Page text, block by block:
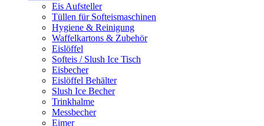
Eis Aufsteller
Tüllen für Softeismaschinen
Hygiene & Reinigung
Waffelkartons & Zubehör
Eislöffel
Softeis / Slush Ice Tisch
Eisbecher
Eislöffel Behälter
Slush Ice Becher
Trinkhalme
Messbecher
Eimer